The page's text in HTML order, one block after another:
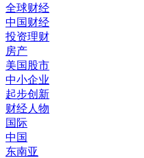
全球财经
中国财经
投资理财
房产
美国股市
中小企业
起步创新
财经人物
国际
中国
东南亚